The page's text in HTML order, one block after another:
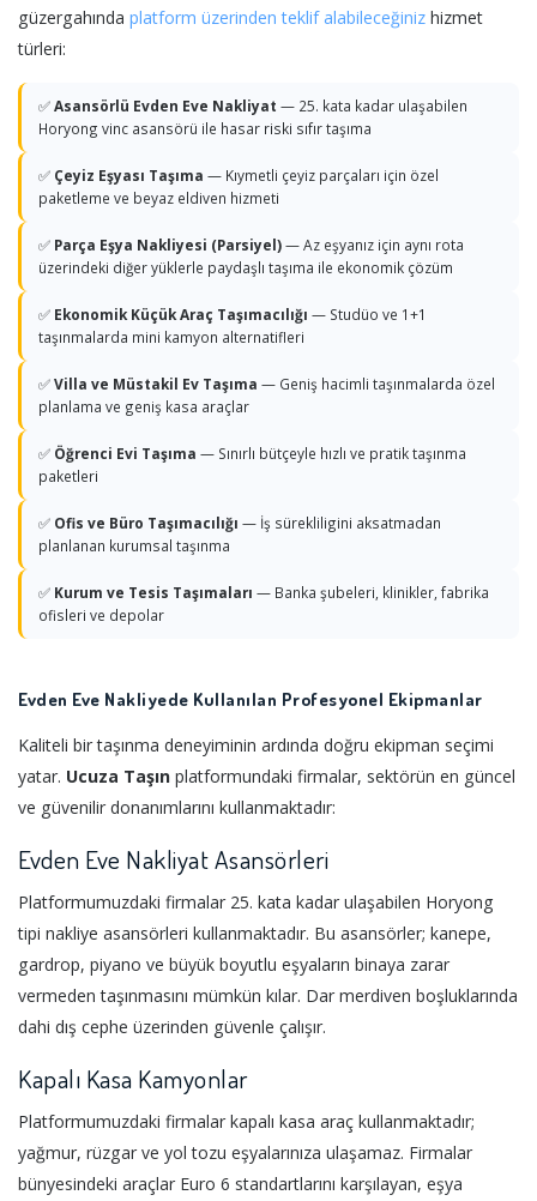
güzergahında platform üzerinden teklif alabileceğiniz hizmet
türleri:
✅Asansörlü Evden Eve Nakliyat — 25. kata kadar ulaşabilen
Horyong vinc asansörü ile hasar riski sıfır taşıma
✅ Çeyiz Eşyası Taşıma — Kıymetli çeyiz parçaları için özel
paketleme ve beyaz eldiven hizmeti
✅ Parça Eşya Nakliyesi (Parsiyel)— Az eşyanız için aynı rota
üzerindeki diğer yüklerle paydaşlı taşıma ile ekonomik çözüm
✅ Ekonomik Küçük Araç Taşımacılığı — Studüo ve 1+1
taşınmalarda mini kamyon alternatifleri
✅Villa ve Müstakil Ev Taşıma — Geniş hacimli taşınmalarda özel
planlama ve geniş kasa araçlar
✅ Öğrenci Evi Taşıma — Sınırlı bütçeyle hızlı ve pratik taşınma
paketleri
✅ Ofis ve Büro Taşımacılığı — İş sürekliligini aksatmadan
planlanan kurumsal taşınma
✅ Kurum ve Tesis Taşımaları — Banka şubeleri, klinikler, fabrika
ofisleri ve depolar
Evden Eve Nakliyede Kullanılan Profesyonel Ekipmanlar
Kaliteli bir taşınma deneyiminin ardında doğru ekipman seçimi
yatar. Ucuza Taşın platformundaki firmalar, sektörün en güncel
ve güvenilir donanımlarını kullanmaktadır:
Evden Eve Nakliyat Asansörleri
Platformumuzdaki firmalar 25. kata kadar ulaşabilen Horyong
tipi nakliye asansörleri kullanmaktadır. Bu asansörler; kanepe,
gardrop, piyano ve büyük boyutlu eşyaların binaya zarar
vermeden taşınmasını mümkün kılar. Dar merdiven boşluklarında
dahi dış cephe üzerinden güvenle çalışır.
Kapalı Kasa Kamyonlar
Platformumuzdaki firmalar kapalı kasa araç kullanmaktadır;
yağmur, rüzgar ve yol tozu eşyalarınıza ulaşamaz. Firmalar
bünyesindeki araçlar Euro 6 standartlarını karşılayan, eşya